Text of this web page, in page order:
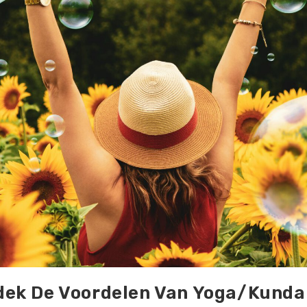
De Voordelen Van Yoga/